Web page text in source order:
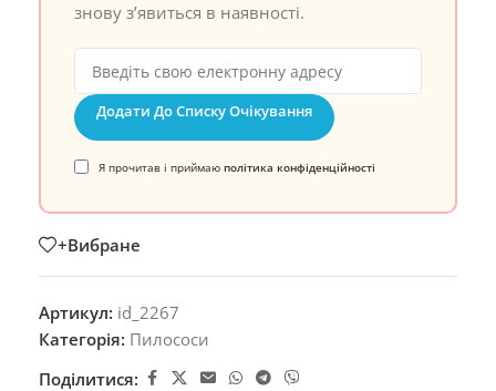
знову з’явиться в наявності.
Додати До Списку Очікування
Я прочитав і приймаю політика конфіденційності
+Вибране
Артикул: id_2267
Категорія: Пилососи
Поділитися: